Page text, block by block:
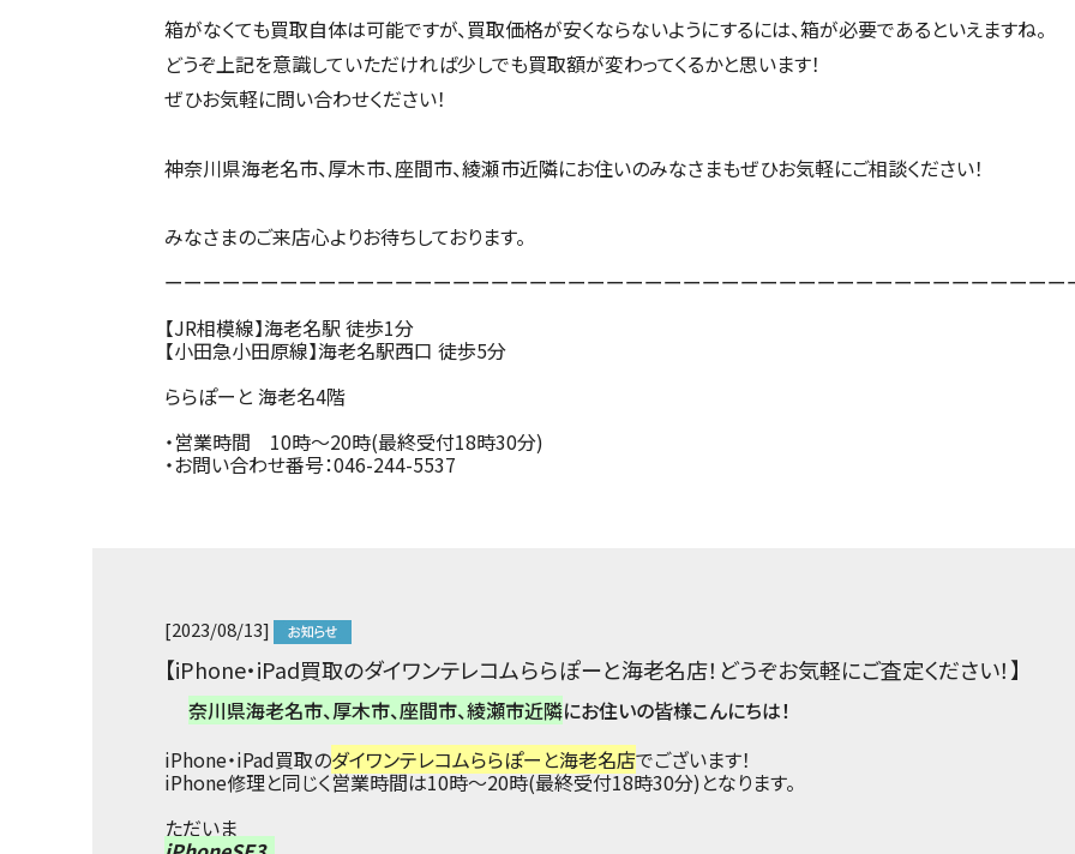
箱がなくても買取自体は可能ですが、買取価格が安くならないようにするには、箱が必要であるといえますね。
どうぞ上記を意識していただければ少しでも買取額が変わってくるかと思います！
ぜひお気軽に問い合わせください！
神奈川県海老名市、厚木市、座間市、綾瀬市近隣にお住いのみなさまもぜひお気軽にご相談ください！
みなさまのご来店心よりお待ちしております。
ーーーーーーーーーーーーーーーーーーーーーーーーーーーーーーーーーーーーーーーーーーーーーーー
【JR相模線】海老名駅 徒歩1分
【小田急小田原線】海老名駅西口 徒歩5分
ららぽーと 海老名4階
・営業時間 10時～20時(最終受付18時30分)
・お問い合わせ番号：046-244-5537
[2023/08/13]
【iPhone・iPad買取のダイワンテレコムららぽーと海老名店！どうぞお気軽にご査定ください！】
奈川県海老名市、厚木市、座間市、綾瀬市近隣にお住いの皆様こんにちは！
iPhone・iPad買取のダイワンテレコムららぽーと海老名店でございます！
iPhone修理と同じく営業時間は10時～20時(最終受付18時30分)となります。
ただいま